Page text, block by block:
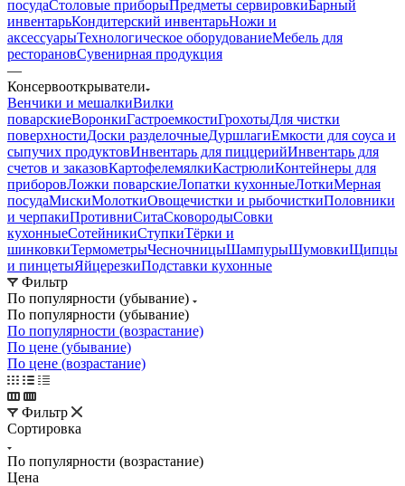
посудаСтоловые приборыПредметы сервировкиБарный
инвентарьКондитерский инвентарьНожи и
аксессуарыТехнологическое оборудованиеМебель для
ресторановСувенирная продукция
—
Консервооткрыватели
Венчики и мешалкиВилки
поварскиеВоронкиГастроемкостиГрохотыДля чистки
поверхностиДоски разделочныеДуршлагиЕмкости для соуса и
сыпучих продуктовИнвентарь для пиццерийИнвентарь для
счетов и заказовКартофелемялкиКастрюлиКонтейнеры для
приборовЛожки поварскиеЛопатки кухонныеЛоткиМерная
посудаМискиМолоткиОвощечистки и рыбочисткиПоловники
и черпакиПротивниСитаСковородыСовки
кухонныеСотейникиСтупкиТёрки и
шинковкиТермометрыЧесночницыШампурыШумовкиЩипцы
и пинцетыЯйцерезкиПодставки кухонные
Фильтр
По популярности (убывание)
По популярности (убывание)
По популярности (возрастание)
По цене (убывание)
По цене (возрастание)
Фильтр
Сортировка
По популярности (возрастание)
Цена